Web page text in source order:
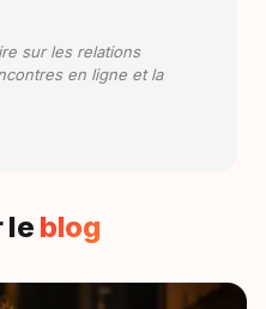
sur les relations
en ligne et la
le blog